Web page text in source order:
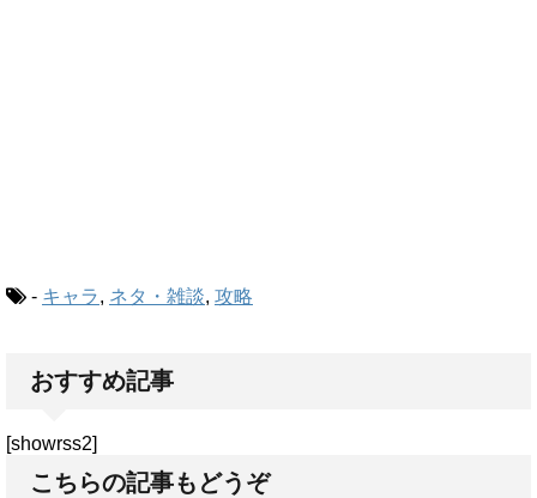
- キャラ, ネタ・雑談, 攻略
おすすめ記事
[showrss2]
こちらの記事もどうぞ